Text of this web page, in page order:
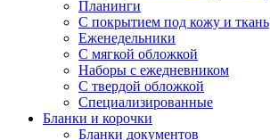
Планинги
С покрытием под кожу и ткань
Еженедельники
С мягкой обложкой
Наборы с ежедневником
С твердой обложкой
Специализированные
Бланки и корочки
Бланки документов